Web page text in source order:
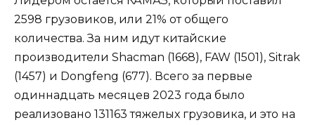
2598 грузовиков, или 21% от общего
количества. За ним идут китайские
производители Shacman (1668), FAW (1501), Sitrak
(1457) и Dongfeng (677). Всего за первые
одиннадцать месяцев 2023 года было
реализовано 131163 тяжелых грузовика, и это на